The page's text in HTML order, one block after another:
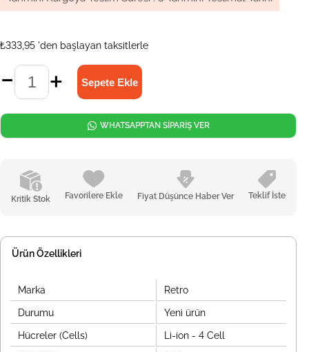
₺333,95 'den başlayan taksitlerle
Kritik Stok Favorilere Ekle Fiyat Düşünce Haber Ver Teklif İste
WHATSAPPTAN SİPARİŞ VER
Ürün Özellikleri
Marka Retro
Durumu Yeni ürün
Hücreler (Cells) Li-ion - 4 Cell